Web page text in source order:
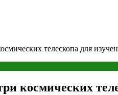
телескопа для
космических